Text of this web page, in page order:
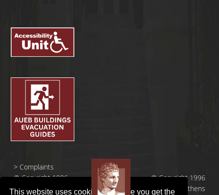
This website uses cookies to ensure you get the
> Complaints
© Copyright 1996
- 2026 |
© Copyright 1996
- 2026 | Athens